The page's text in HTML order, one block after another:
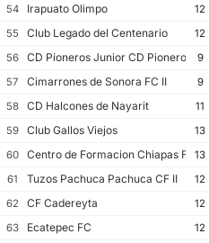
54
Irapuato Olimpo 12
55
Club Legado del Centenario 12
56
CD Pioneros Junior CD Pioneros de9
57
Cimarrones de Sonora FC II 9
58
CD Halcones de Nayarit 11
59
Club Gallos Viejos 13
60
Centro de Formacion Chiapas Futbol
13
61
Tuzos Pachuca Pachuca CF II 12
62
CF Cadereyta 12
63
Ecatepec FC 12